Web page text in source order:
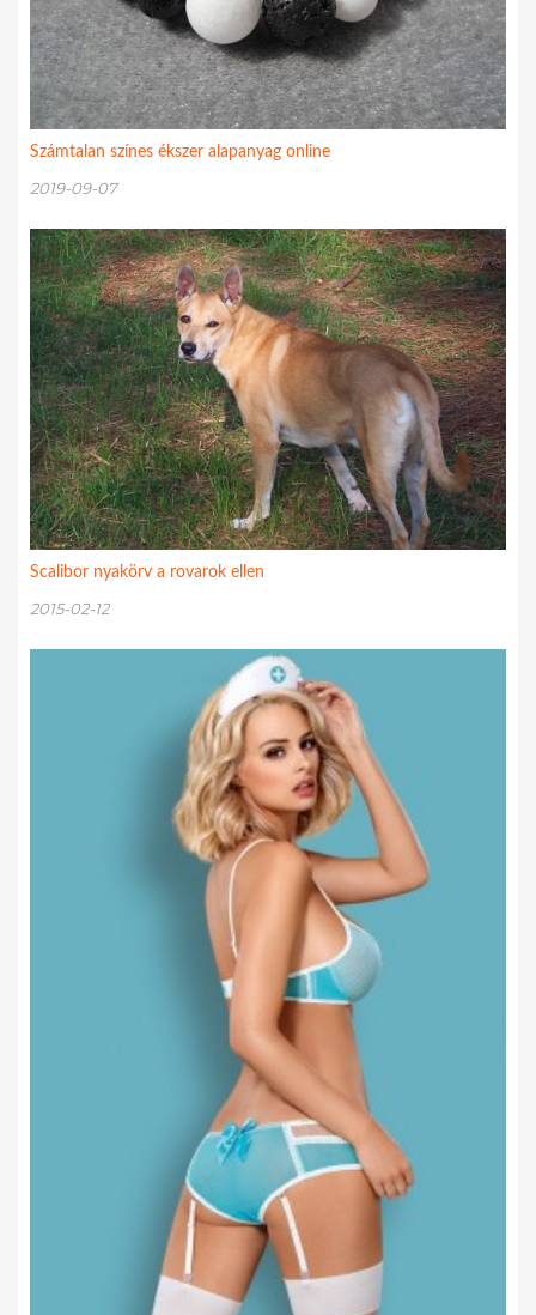
Számtalan színes ékszer alapanyag online
2019-09-07
Scalibor nyakörv a rovarok ellen
2015-02-12